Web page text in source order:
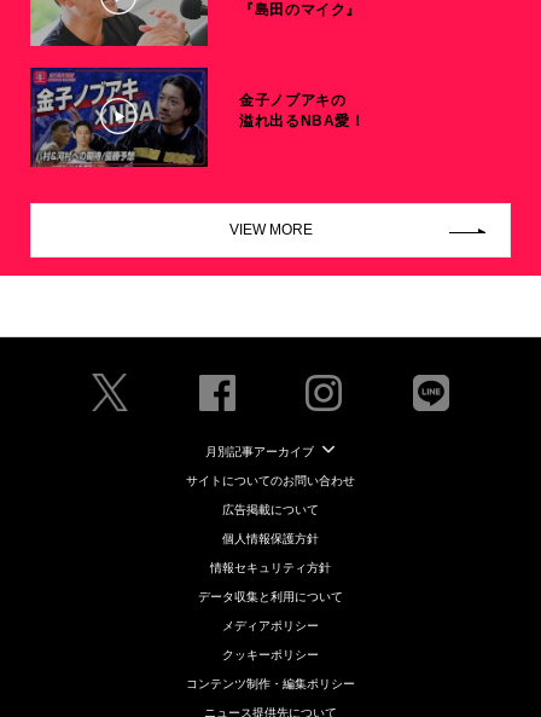
『島田のマイク』
金子ノブアキの
溢れ出るNBA愛！
VIEW MORE
月別記事アーカイブ
サイトについてのお問い合わせ
広告掲載について
個人情報保護方針
情報セキュリティ方針
データ収集と利用について
メディアポリシー
クッキーポリシー
コンテンツ制作・編集ポリシー
ニュース提供先について